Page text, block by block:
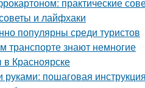
и лайфхаки
популярны среди туристов
транспорте знают немногие
Красноярске
пошаговая инструкция